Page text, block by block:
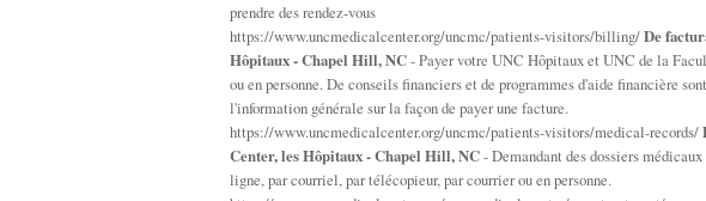
prendre des rendez-vous
https://www.uncmedicalcenter.org/uncmc/patients-visitors/billing/De
Hôpitaux - Chapel Hill, NC- Payer votre UNC Hôpitaux et UNC de la
ou en personne. De conseils financiers et de programmes d'aide financière
l'information générale sur la façon de payer une facture.
https://www.uncmedicalcenter.org/uncmc/patients-visitors/medical-records/
Center, les Hôpitaux - Chapel Hill, NC- Demandant des dossiers
ligne, par courriel, par télécopieur, par courrier ou en personne.